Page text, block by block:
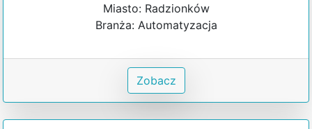
Miasto: Radzionków
Branża: Automatyzacja
Zobacz